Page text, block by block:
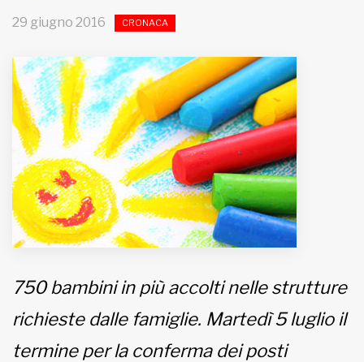
Inviateci le vostre segnalazioni
Iscriviti alla newsletter
www.viveremilano.info
Fondato e diretto da Enzo De
Bernardis
EDB edizioni - Via Brivio angolo C.
Informativa sulla privacy
29 giugno 2016 CRONACA
750 bambini in più accolti nelle strutture
richieste dalle famiglie. Martedì 5 luglio il
termine per la conferma dei posti